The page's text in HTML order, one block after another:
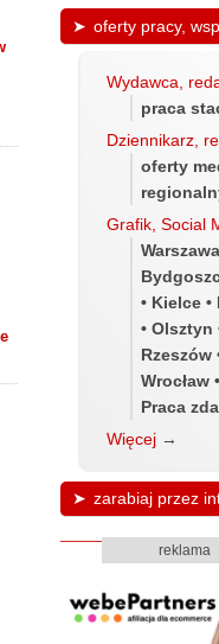
oferty pracy,
Wydawca,
praca
Dziennikarz,
oferty
Grafik, Social
• Kielce
• Olsztyn
Rzeszów
Wrocław
Praca
Więcej →
zarabiaj przez
reklama